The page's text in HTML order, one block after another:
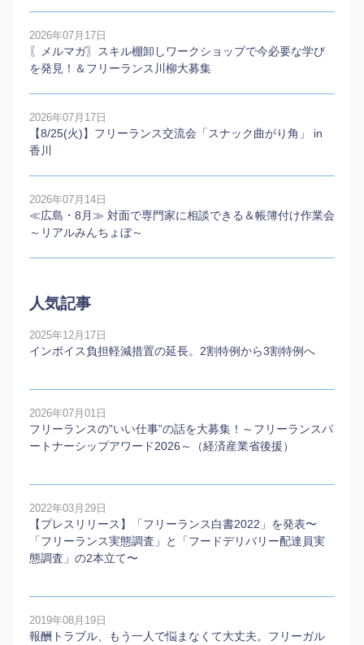
2026年07月17日
〖メルマガ〗スキル棚卸しワークショップで今必要な学び
を発見！＆フリーランス川柳大募集
2026年07月17日
【8/25(火)】フリーランス交流会「スナック曲がり角」 in
香川
2026年07月14日
≪広島・8月≫ 対面で専門家に相談できる＆帳簿付け作業会
～リアルみんちょぼ～
人気記事
2025年12月17日
インボイス負担軽減措置の延長。2割特例から3割特例へ
2026年07月01日
フリーランスの”いい仕事”の話を大募集！～フリーランスパ
ートナーシップアワード2026～（経済産業省後援）
2022年03月29日
【プレスリリース】「フリーランス白書2022」を発表〜
「フリーランス実態調査」と「フードデリバリー配達員実
態調査」の2本⽴て〜
2019年08月19日
報酬トラブル、もう一人で悩まなくて大丈夫。フリーガル